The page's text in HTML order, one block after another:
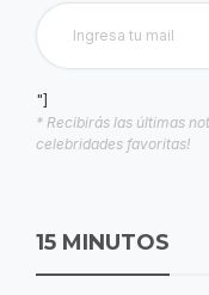
"]
* Recibirás las últimas
celebridades favoritas!
15 MINUTOS